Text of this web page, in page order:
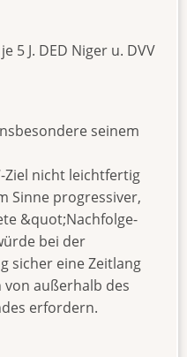
5 J. DED Niger u. DVV
seinem
Ziel nicht leichtfertig
Sinne progressiver,
&quot;Nachfolge-
bei der
sicher eine Zeitlang
außerhalb des
erfordern.